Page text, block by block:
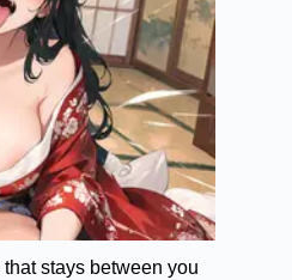
stays between you